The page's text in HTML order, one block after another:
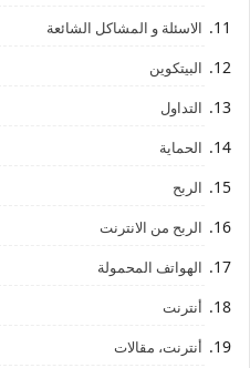
الاسئلة و المشاكل الشائعة
البيتكوين
التداول
الحماية
الربح
الربح من الانترنت
الهواتف المحمولة
أنترنت
أنترنت، مقالات